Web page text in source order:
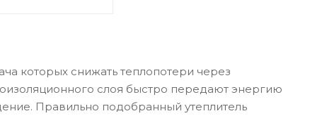
которых снижать теплопотери через
слоя быстро передают энергию
Правильно подобранный утеплитель